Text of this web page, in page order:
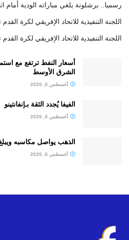
رسميا.. برشلونة يلغي مباراته الودية أمام
اللجنة التنفيذية للاتحاد الإفريقي لكرة القدم
اللجنة التنفيذية للاتحاد الإفريقي لكرة القدم
أسعار النفط ترتفع مع
الشرق الأوسط
أغسطس 6, 2026
الفيفا يُجدد الثقة بـإنفانتينو
أغسطس 6, 2026
الذهب يواصل مكاسبه
أغسطس 6, 2026